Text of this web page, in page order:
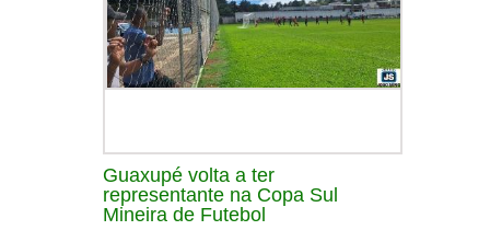
Guaxupé volta a ter
representante na Copa Sul
Mineira de Futebol